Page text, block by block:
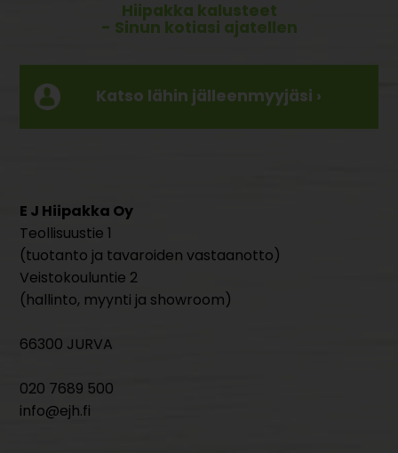
Hiipakka kalusteet
- Sinun kotiasi ajatellen
Katso lähin jälleenmyyjäsi ›
E J Hiipakka Oy
Teollisuustie 1
(tuotanto ja tavaroiden vastaanotto)
Veistokouluntie 2
(hallinto, myynti ja showroom)
66300 JURVA
020 7689 500
info@ejh.fi